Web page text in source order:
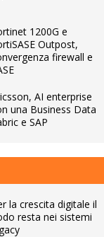
1200G e
Outpost,
firewall e
AI enterprise
una Business Data
e SAP
la crescita digitale il
resta nei sistemi